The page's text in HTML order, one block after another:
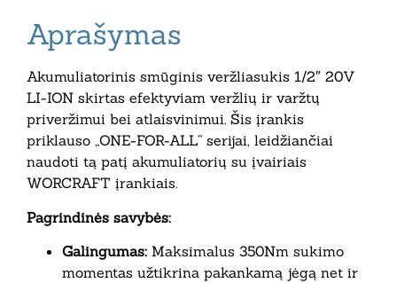
Aprašymas
Akumuliatorinis smūginis veržliasukis 1/2″ 20V
LI-ION skirtas efektyviam veržlių ir varžtų
priveržimui bei atlaisvinimui. Šis įrankis
priklauso „ONE-FOR-ALL” serijai, leidžiančiai
naudoti tą patį akumuliatorių su įvairiais
WORCRAFT įrankiais.
Pagrindinės savybės:
Galingumas: Maksimalus 350Nm sukimo
momentas užtikrina pakankamą jėgą net ir